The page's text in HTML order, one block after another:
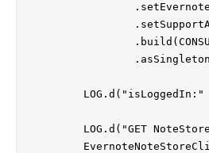
LOG.d("GET